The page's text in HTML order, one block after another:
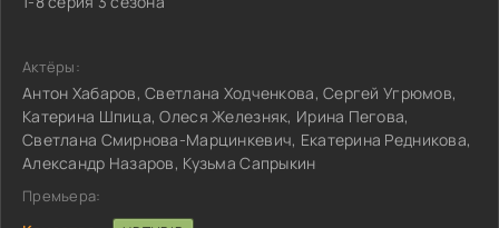
Актёры:
Антон Хабаров, Светлана Ходченкова, Сергей Угрюмов,
Катерина Шпица, Олеся Железняк, Ирина Пегова,
Светлана Смирнова-Марцинкевич, Екатерина Редникова,
Александр Назаров, Кузьма Сапрыкин
Премьера: